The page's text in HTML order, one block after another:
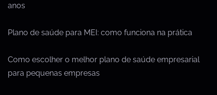
anos
Plano de saúde para MEI: como funciona na prática
Como escolher o melhor plano de saúde empresarial
para pequenas empresas